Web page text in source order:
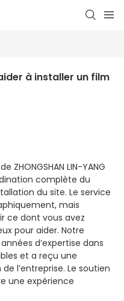
à installer un film
LIN-YANG
complète du
du site. Le service
mais
ce dont vous avez
pour aider. Notre
d’expertise dans
et a reçu une
l’entreprise. Le soutien
une expérience